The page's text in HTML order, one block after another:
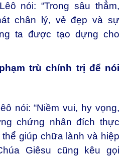
nói: “Trong sâu thẳm,
chân lý, vẻ đẹp và sự
ta được tạo dựng cho
trù chính trị để nói
nói: “Niềm vui, hy vọng,
chứng nhân đích thực
giúp chữa lành và hiệp
Giêsu cũng kêu gọi